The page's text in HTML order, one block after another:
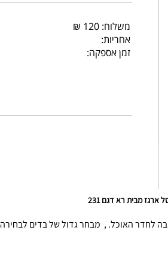
משלוח: 120 ₪
אחריות:
זמן אספקה:
ארגז מבית רא דגם 231
לחדר האוכל. , מבחר גדול של בדים לבחירה